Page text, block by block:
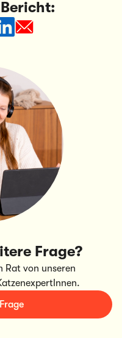
– und ihre Hunde
Frage?
Rat von unseren